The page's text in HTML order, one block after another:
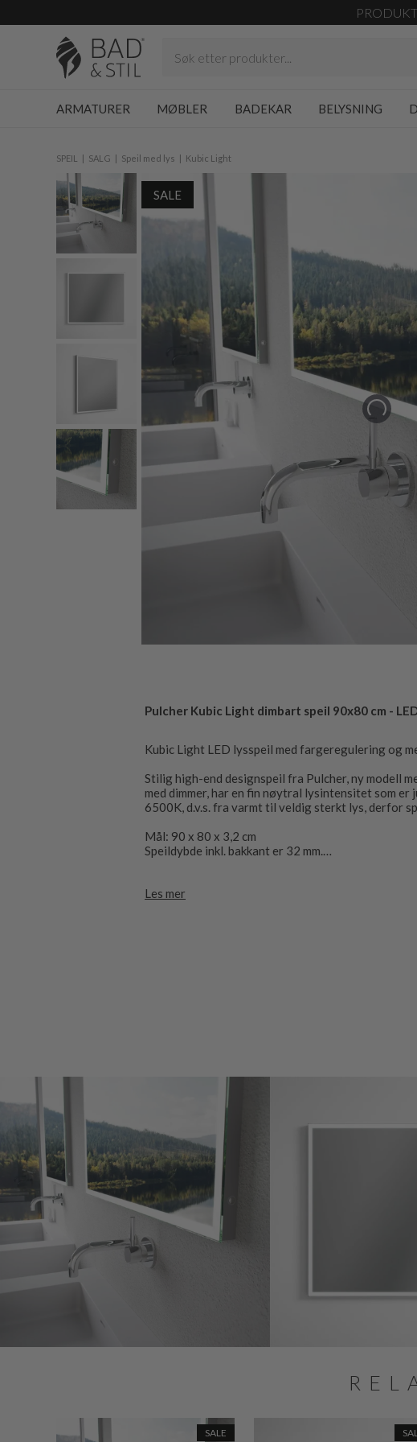
ARMATURER MØBLER BADEKAR BELYSNING
SPEIL SALG Speil med lys Kubic Light
SALE
Pulcher Kubic Light dimbart speil 90x80 cm -
Kubic Light LED lysspeil med fargeregulering og
Stilig high-end designspeil fra Pulcher, ny modell
med dimmer, har en fin nøytral lysintensitet som
6500K, d.v.s. fra varmt til veldig sterkt lys, derfor
Mål: 90 x 80 x 3,2 cm
Speildybde inkl. bakkant er 32 mm.
glasset, som passer til ethvert moderne bad.
Les mer
SALE